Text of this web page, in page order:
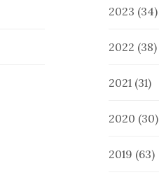
2023 (34)
2022 (38)
2021 (31)
2020 (30)
2019 (63)